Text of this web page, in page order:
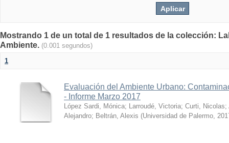
Mostrando 1 de un total de 1 resultados de la colección:
Ambiente. (0.001 segundos)
1
Evaluación del Ambiente Urbano:
- Informe Marzo 2017
López Sardi, Mónica; Larroudé, Victoria; Curti, Nicolas;
Alejandro; Beltrán, Alexis (Universidad de Palermo,